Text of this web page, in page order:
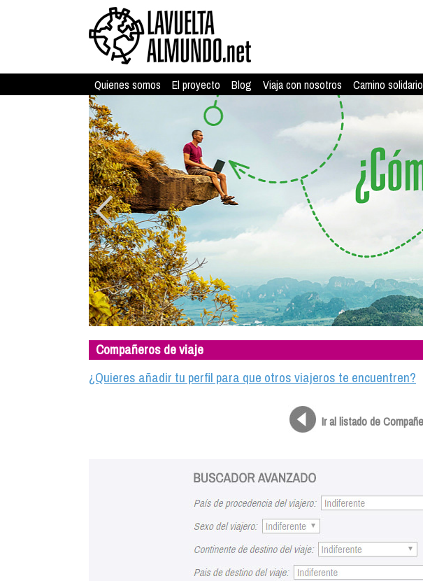
Quienes somos El proyecto Blog Viaja con nosotros Camino solidario
Compañeros de viaje
¿Quieres añadir tu perfil para que otros viajeros te encuentren?
Ir al listado de